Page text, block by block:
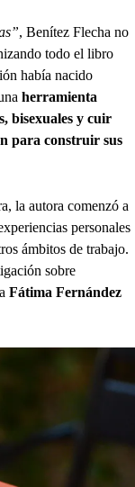
, Benítez Flecha no
todo el libro
había nacido
herramienta
bisexuales y cuir
para construir sus
la autora comenzó a
personales
ámbitos de trabajo.
sobre
Fátima Fernández